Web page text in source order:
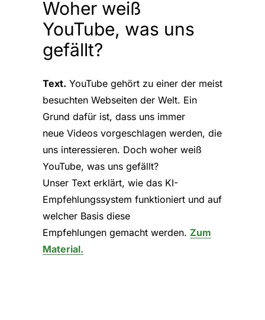
Woher weiß
YouTube, was uns
gefällt?
Text. YouTube gehört zu einer der meist
besuchten Webseiten der Welt. Ein
Grund dafür ist, dass uns immer
neue Videos vorgeschlagen werden, die
uns interessieren. Doch woher weiß
YouTube, was uns gefällt?
Unser Text erklärt, wie das KI-
Empfehlungssystem funktioniert und auf
welcher Basis diese
Empfehlungen gemacht werden. Zum
Material.